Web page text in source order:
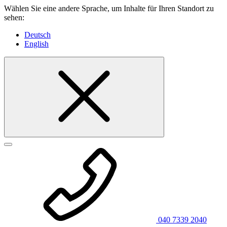
Wählen Sie eine andere Sprache, um Inhalte für Ihren Standort zu
sehen:
Deutsch
English
040 7339 2040